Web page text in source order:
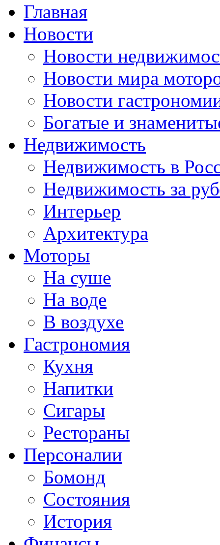
Главная
Новости
Новости
Новости мира
Новости
Богатые и
Недвижимость
Недвижимость в
Недвижимость за
Интерьер
Архитектура
Моторы
На суше
На воде
В воздухе
Гастрономия
Кухня
Напитки
Сигары
Рестораны
Персоналии
Бомонд
Состояния
История